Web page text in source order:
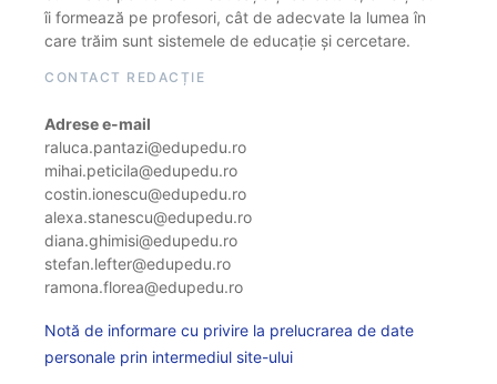
îi formează pe profesori, cât de adecvate la lumea în
care trăim sunt sistemele de educație și cercetare.
CONTACT REDACȚIE
Adrese e-mail
raluca.pantazi@edupedu.ro
mihai.peticila@edupedu.ro
costin.ionescu@edupedu.ro
alexa.stanescu@edupedu.ro
diana.ghimisi@edupedu.ro
stefan.lefter@edupedu.ro
ramona.florea@edupedu.ro
Notă de informare cu privire la prelucrarea de date
personale prin intermediul site-ului